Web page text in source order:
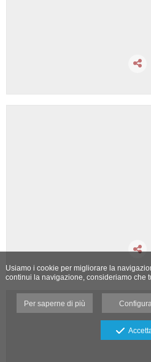
Usiamo i cookie per migliorare la
continui la navigazione, consideriamo che
Per saperne di più